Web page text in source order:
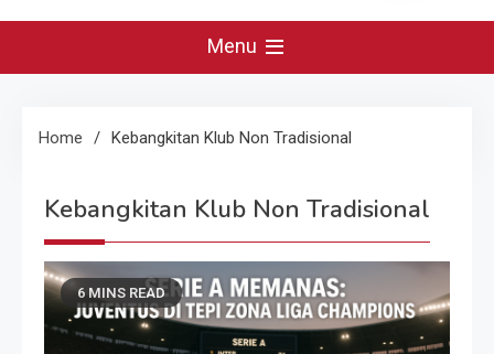
BikeUniverse –
Sorotan
Olahraga
Harian,
Statistik &
Event Besar
perkembangan olahraga global: update
skor, berita atlet, preview pertandingan,
Menu
Home Kebangkitan Klub Non Tradisional
Kebangkitan Klub Non Tradisional
6 MINS READ